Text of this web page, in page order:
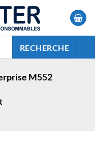
RECHERCHE
M552